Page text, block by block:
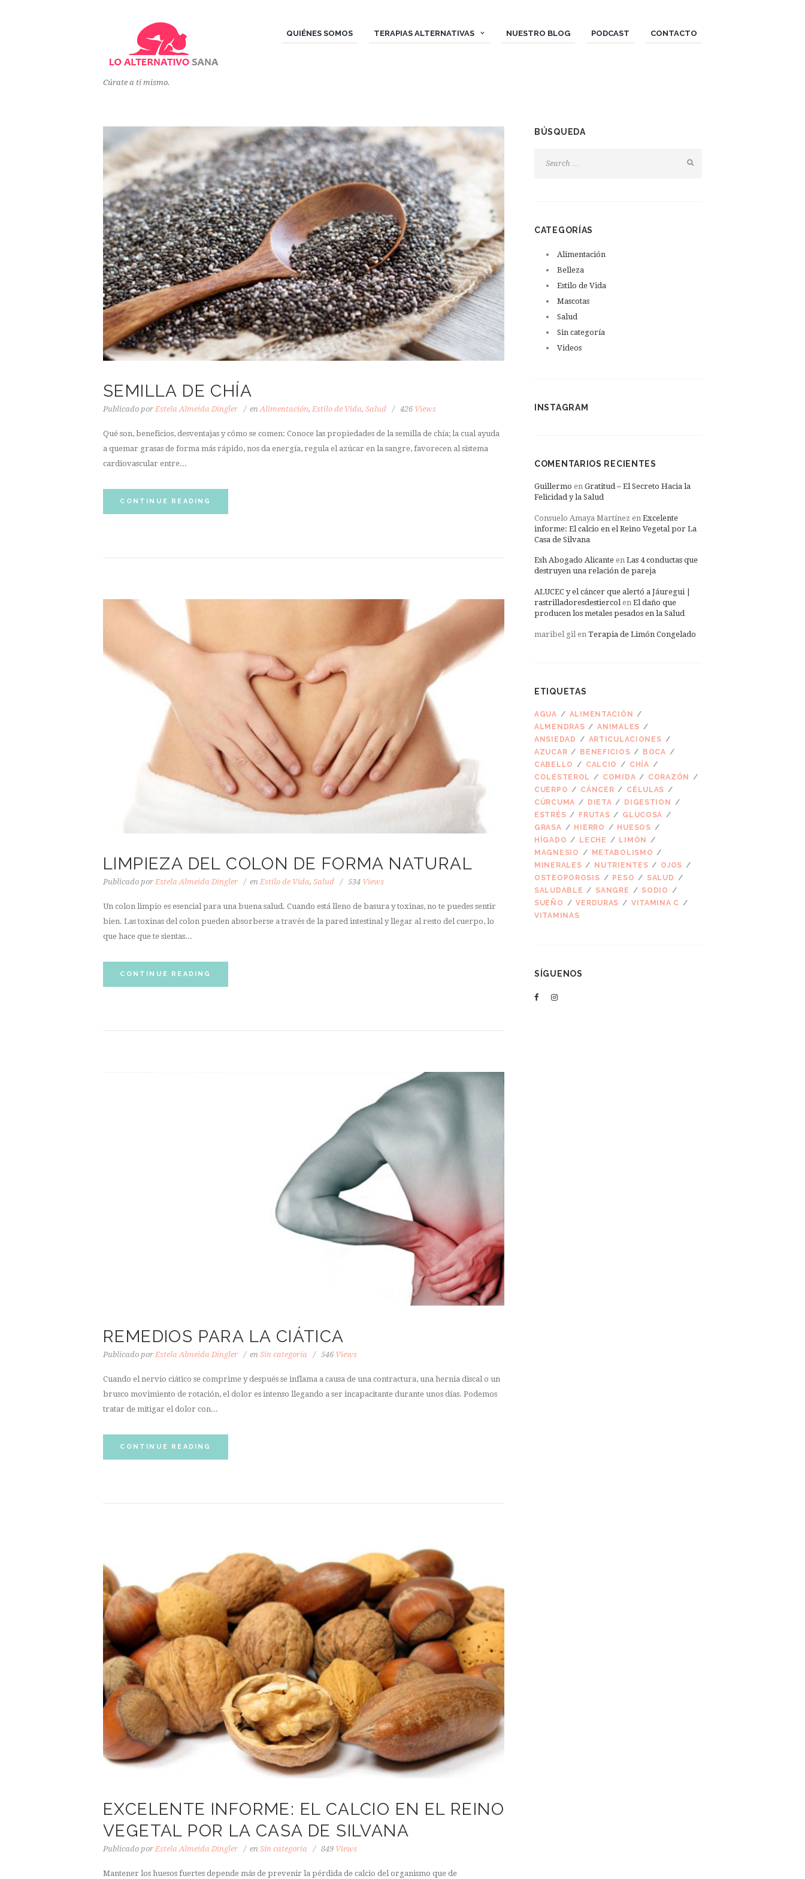
Cúrate a ti mismo.
QUIÉNES SOMOS TERAPIAS ALTERNATIVAS NUESTRO BLOG PODCAST CONTACTO
SEMILLA DE CHÍA
Publicado por Estela Almeida Dingler enAlimentación, Estilo de Vida, Salud 426 Views
Qué son, beneficios, desventajas y cómo se comen: Conoce las propiedades de la semilla de chía; la cual ayuda
a quemar grasas de forma más rápido, nos da energía, regula el azúcar en la sangre, favorecen al sistema
cardiovascular entre...
CONTINUE READING
LIMPIEZA DEL COLON DE FORMA NATURAL
Publicado por Estela Almeida Dingler en Estilo de Vida, Salud 534 Views
Un colon limpio es esencial para una buena salud. Cuando está lleno de basura y toxinas, no te puedes sentir
bien. Las toxinas del colon pueden absorberse a través de la pared intestinal y llegar al resto del cuerpo, lo
que hace que te sientas...
CONTINUE READING
REMEDIOS PARA LA CIÁTICA
Publicado por Estela Almeida Dingler en Sin categoría 546 Views
Cuando el nervio ciático se comprime y después se inflama a causa de una contractura, una hernia discal o un
brusco movimiento de rotación, el dolor es intenso llegando a ser incapacitante durante unos días. Podemos
tratar de mitigar el dolor con...
CONTINUE READING
EXCELENTE INFORME: EL CALCIO EN EL REINO
VEGETAL POR LA CASA DE SILVANA
Publicado por Estela Almeida Dingler en Sin categoría 849 Views
Mantener los huesos fuertes depende más de prevenir la pérdida de calcio del organismo que de
BÚSQUEDA
CATEGORÍAS
Alimentación
Belleza
Estilo de Vida
Mascotas
Salud
Sin categoría
Videos
INSTAGRAM
COMENTARIOS RECIENTES
Guillermo en Gratitud – El Secreto Hacia la
Felicidad y la Salud
Consuelo Amaya Martínez en Excelente
informe: El calcio en el Reino Vegetal por La
Casa de Silvana
Esh Abogado Alicante en Las 4 conductas que
destruyen una relación de pareja
ALUCEC y el cáncer que alertó a Jáuregui |
rastrilladoresdestiercolen El daño que
producen los metales pesados en la Salud
maribel gilen Terapia de Limón Congelado
ETIQUETAS
AGUA
ALIMENTACIÓN
ALMENDRAS
ANIMALES
ANSIEDAD
ARTICULACIONES
AZUCAR
BENEFICIOS
BOCA
CABELLO
CALCIO
CHÍA
COLESTEROL
COMIDA
CORAZÓN
CUERPO
CÁNCER
CÉLULAS
CÚRCUMA
DIETA
DIGESTION
ESTRÉS
FRUTAS
GLUCOSA
GRASA
HIERRO
HUESOS
HÍGADO
LECHE
LIMÓN
MAGNESIO
METABOLISMO
MINERALES
NUTRIENTES
OJOS
OSTEOPOROSIS
PESO
SALUD
SALUDABLE
SANGRE
SODIO
SUEÑO
VERDURAS
VITAMINA C
VITAMINAS
SÍGUENOS